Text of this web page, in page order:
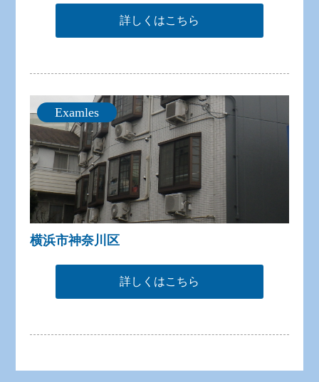
詳しくはこちら
Examles
横浜市神奈川区
詳しくはこちら